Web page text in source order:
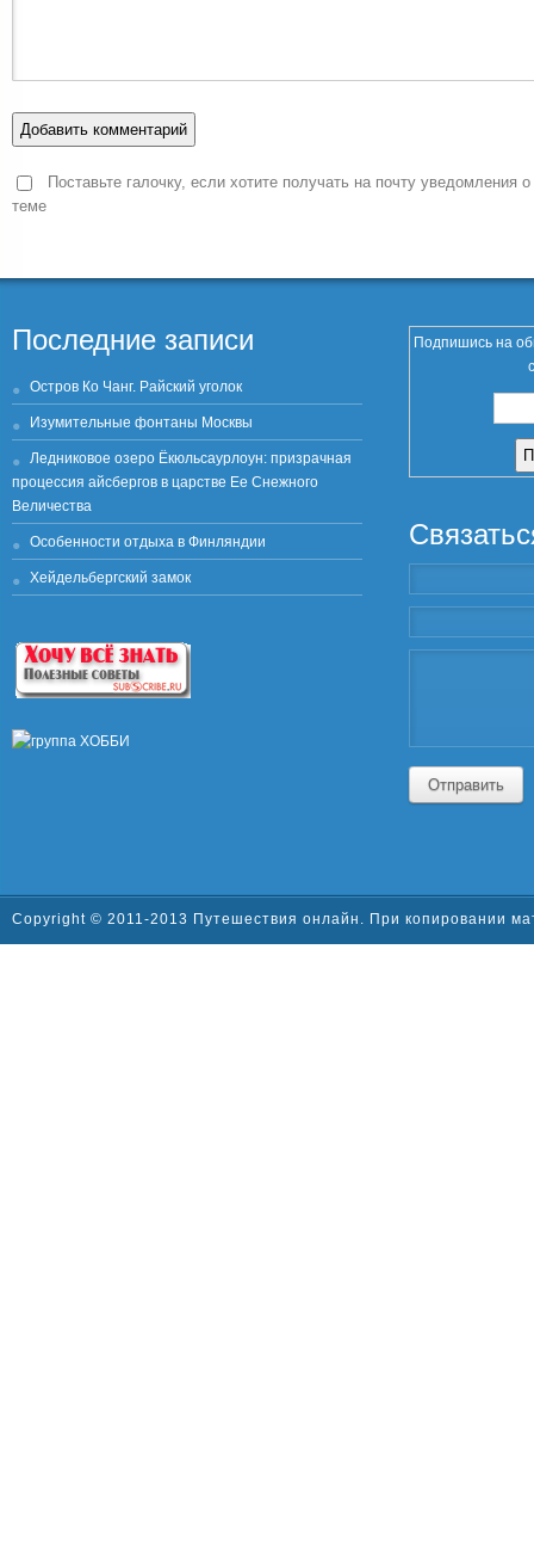
Поставьте галочку, если хотите получать на почту уведомления
теме
Последние записи
Остров Ко Чанг. Райский уголок
Изумительные фонтаны Москвы
Ледниковое озеро Ёкюльсаурлоун: призрачная
процессия айсбергов в царстве Ее Снежного
Величества
Особенности отдыха в Финляндии
Хейдельбергский замок
Подпишись на
Отправить
Copyright © 2011-2013 Путешествия онлайн. При копировании